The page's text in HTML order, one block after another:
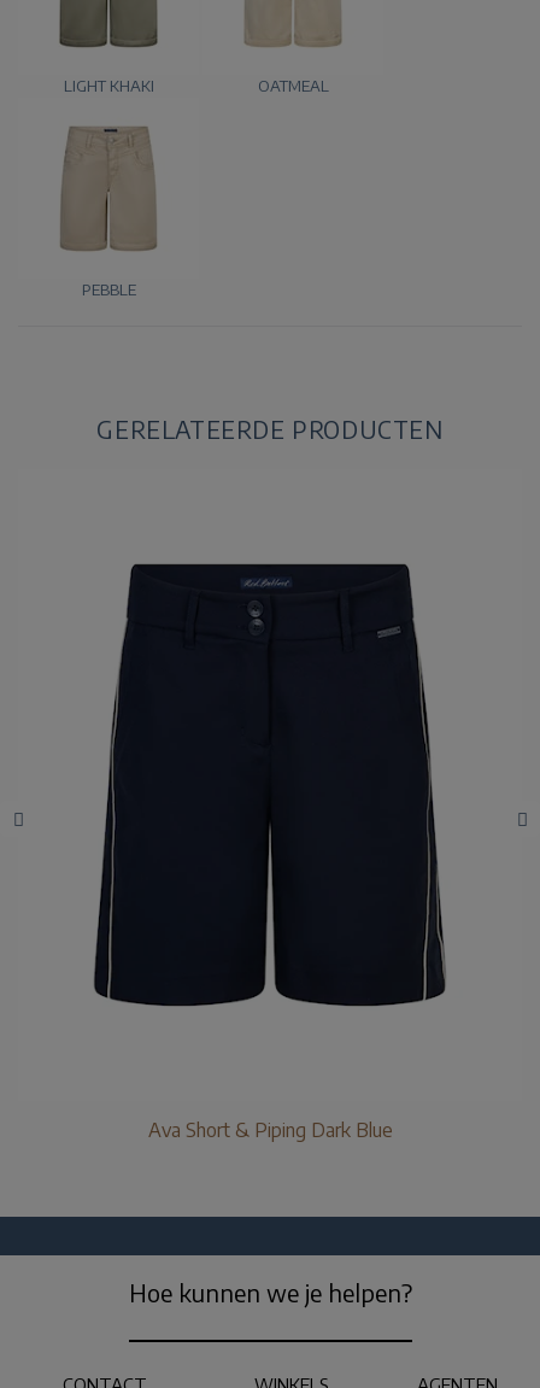
LIGHT KHAKI OATMEAL
PEBBLE
GERELATEERDE PRODUCTEN
Ava Short & Piping Dark Blue
Hoe kunnen we je helpen?